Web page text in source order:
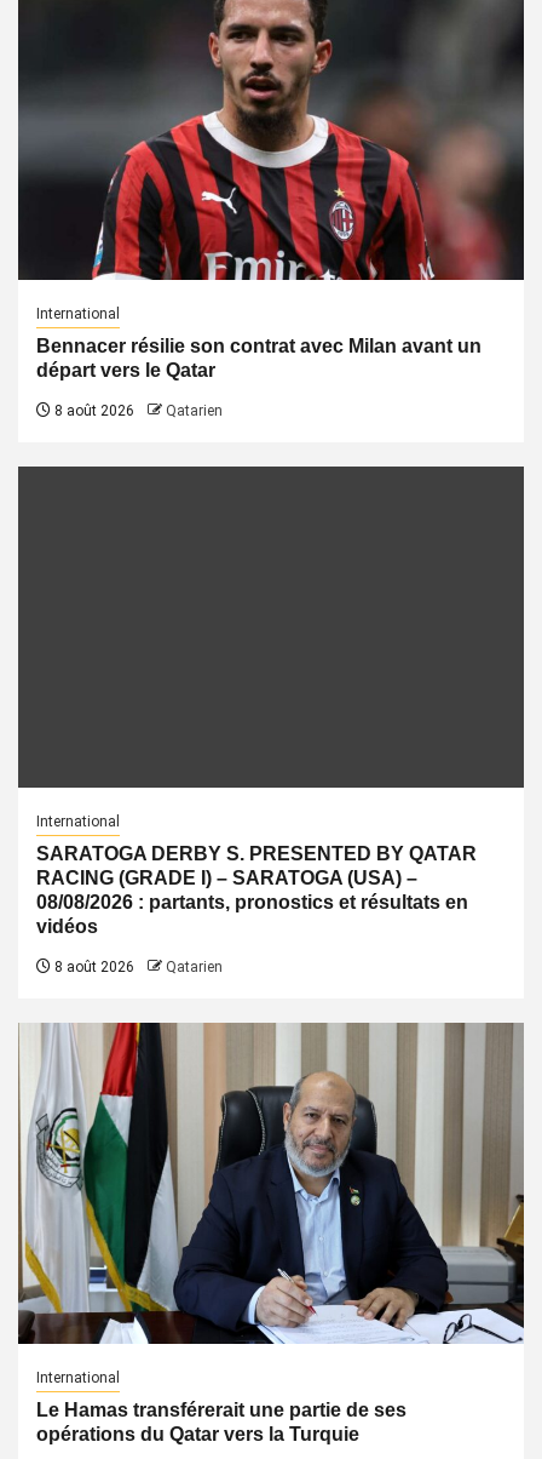
International
Bennacer résilie son contrat avec Milan avant un
départ vers le Qatar
8 août 2026 Qatarien
International
SARATOGA DERBY S. PRESENTED BY QATAR
RACING (GRADE I) – SARATOGA (USA) –
08/08/2026 : partants, pronostics et résultats en
vidéos
8 août 2026 Qatarien
International
Le Hamas transférerait une partie de ses
opérations du Qatar vers la Turquie